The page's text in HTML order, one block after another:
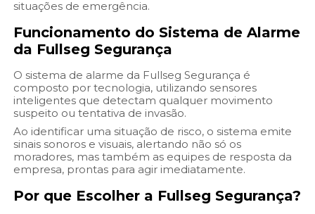
situações de emergência.
Funcionamento do Sistema de Alarme
da Fullseg Segurança
O sistema de alarme da Fullseg Segurança é
composto por tecnologia, utilizando sensores
inteligentes que detectam qualquer movimento
suspeito ou tentativa de invasão.
Ao identificar uma situação de risco, o sistema emite
sinais sonoros e visuais, alertando não só os
moradores, mas também as equipes de resposta da
empresa, prontas para agir imediatamente.
Por que Escolher a Fullseg Segurança?